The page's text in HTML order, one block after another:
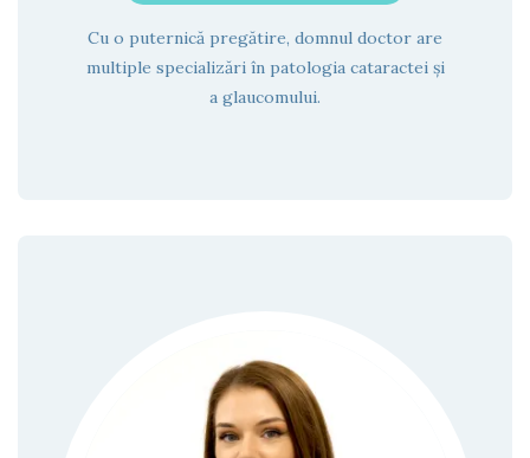
Cu o puternică pregătire, domnul doctor are
multiple specializări în patologia cataractei și
a glaucomului.